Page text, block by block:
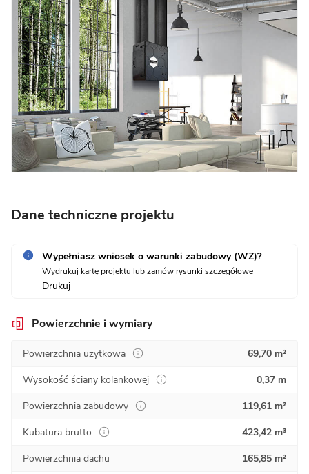
Dane techniczne projektu
Wypełniasz wniosek o warunki zabudowy (WZ)?
Wydrukuj kartę projektu lub zamów rysunki szczegółowe
Drukuj
Powierzchnie i wymiary
Powierzchnia użytkowa
69,70 m²
Wysokość ściany kolankowej
0,37 m
Powierzchnia zabudowy
119,61 m²
Kubatura brutto
423,42 m³
Powierzchnia dachu
165,85 m²